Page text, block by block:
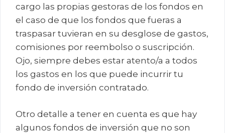
cargo las propias gestoras de los fondos en
el caso de que los fondos que fueras a
traspasar tuvieran en su desglose de gastos,
comisiones por reembolso o suscripción.
Ojo, siempre debes estar atento/a a todos
los gastos en los que puede incurrir tu
fondo de inversión contratado.
Otro detalle a tener en cuenta es que hay
algunos fondos de inversión que no son